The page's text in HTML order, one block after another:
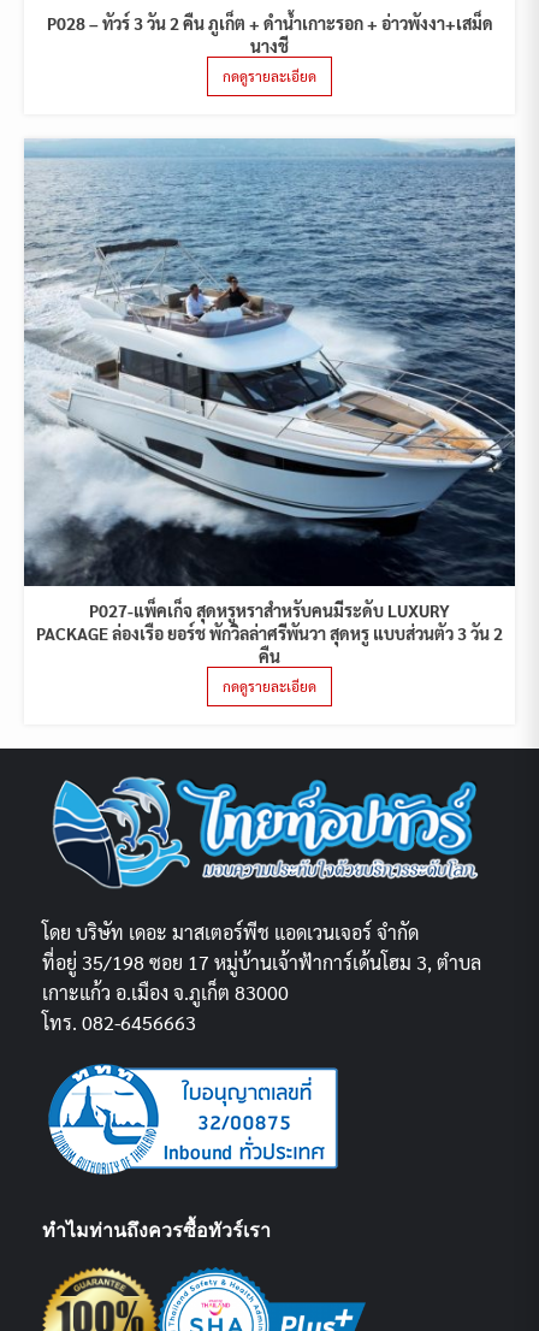
P028 – ทัวร์ 3 วัน 2 คืน ภูเก็ต + ดำน้ำเกาะรอก + อ่าวพังงา+เสม็ด
นางชี
กดดูรายละเอียด
P027-แพ็คเก็จ สุดหรูหราสำหรับคนมีระดับ LUXURY
PACKAGE ล่องเรือ ยอร์ช พักวิลล่าศรีพันวา สุดหรู แบบส่วนตัว 3 วัน 2
คืน
กดดูรายละเอียด
โดย บริษัท เดอะ มาสเตอร์พีช แอดเวนเจอร์ จำกัด
ที่อยู่ 35/198 ซอย 17 หมู่บ้านเจ้าฟ้าการ์เด้นโฮม 3, ตำบล
เกาะแก้ว อ.เมือง จ.ภูเก็ต 83000
โทร. 082-6456663
ทำไมท่านถึงควรซื้อทัวร์เรา